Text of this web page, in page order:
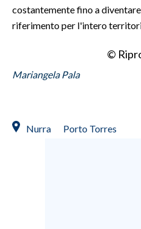
costantemente fino a
riferimento per l'intero
©
Mariangela Pala
Nurra Porto Torres